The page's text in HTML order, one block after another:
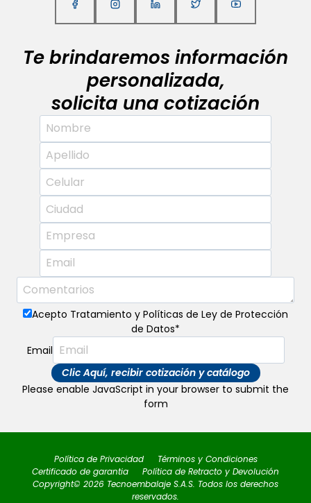
Te brindaremos información
personalizada,
solicita una cotización
Acepto Tratamiento y Políticas de Ley de Protección
de Datos*
Email
Clic Aquí, recibir cotización y catálogo
Please enable JavaScript in your browser to submit the
form
Política de Privacidad
Términos y Condiciones
Certificado de garantia
Política de Retracto y Devolución
Copyright© 2026 Tecnoembalaje S.A.S. Todos los derechos
reservados.